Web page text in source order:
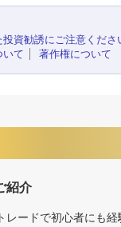
投資勧誘にご注意くださ
いて
著作権について
紹介
レードで初心者にも